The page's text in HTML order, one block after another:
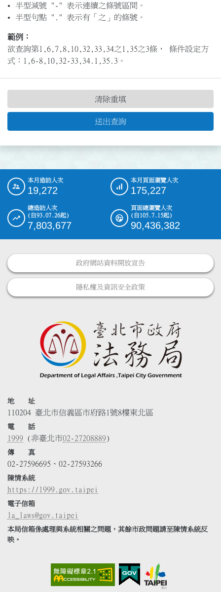
半型減號 "-" 表示連續之條號區間。
半型句點 "." 表示有「之」的條號。
範例：
欲查詢第1,6,7,8,10,32,33,34之1,35之3條， 條件設定方
式：1,6-8,10,32-33,34.1,35.3。
送出查詢
清除重填
::: 本月造訪人次
19,272
本月頁面瀏覽人次
175,227
總造訪人次
(自93.07.26起)
7,803,677
頁面總瀏覽人次
(自105.7.15起)
90,436,382
政府網站資料開放宣告
隱私權及資訊安全政策
地 址
110204 臺北市信義區市府路1號8樓東北區
電 話
1999 (非臺北市02-27208889)
傳 真
02-27596695、02-27593266
陳情系統
https://1999.gov.taipei
電子信箱
la_laws@gov.taipei
本局信箱係處理與系統相關之問題，其餘市政問題請至陳情系統反
映。